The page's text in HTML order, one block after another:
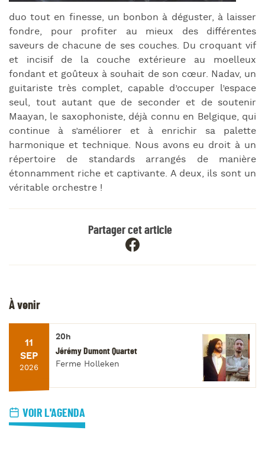
duo tout en finesse, un bonbon à déguster, à laisser
fondre, pour profiter au mieux des différentes
saveurs de chacune de ses couches. Du croquant vif
et incisif de la couche extérieure au moelleux
fondant et goûteux à souhait de son cœur. Nadav, un
guitariste très complet, capable d’occuper l’espace
seul, tout autant que de seconder et de soutenir
Maayan, le saxophoniste, déjà connu en Belgique, qui
continue à s’améliorer et à enrichir sa palette
harmonique et technique. Nous avons eu droit à un
répertoire de standards arrangés de manière
étonnamment riche et captivante. A deux, ils sont un
véritable orchestre !
Partager cet article
À venir
11
SEP
2026
20h
Jérémy Dumont Quartet
Ferme Holleken
VOIR L'AGENDA